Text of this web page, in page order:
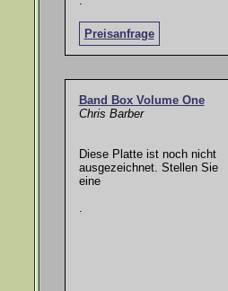
Preisanfrage
Band Box Volume One
Chris Barber
Diese Platte ist noch nicht
ausgezeichnet. Stellen Sie
eine